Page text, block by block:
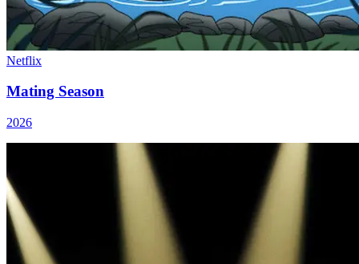
Netflix
Mating Season
2026